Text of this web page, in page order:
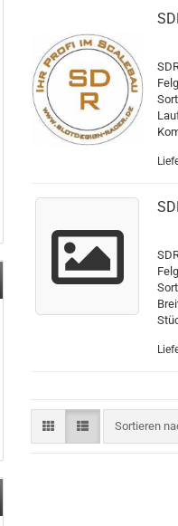
Sortieren
Sortieren